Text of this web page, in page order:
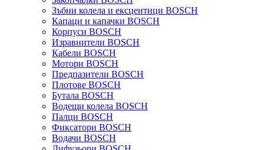
Зъбни колела и ексцентици BOSCH
Капаци и капачки BOSCH
Корпуси BOSCH
Изравнители BOSCH
Кабели BOSCH
Мотори BOSCH
Предпазители BOSCH
Плотове BOSCH
Бутала BOSCH
Водещи колела BOSCH
Палци BOSCH
Фиксатори BOSCH
Водачи BOSCH